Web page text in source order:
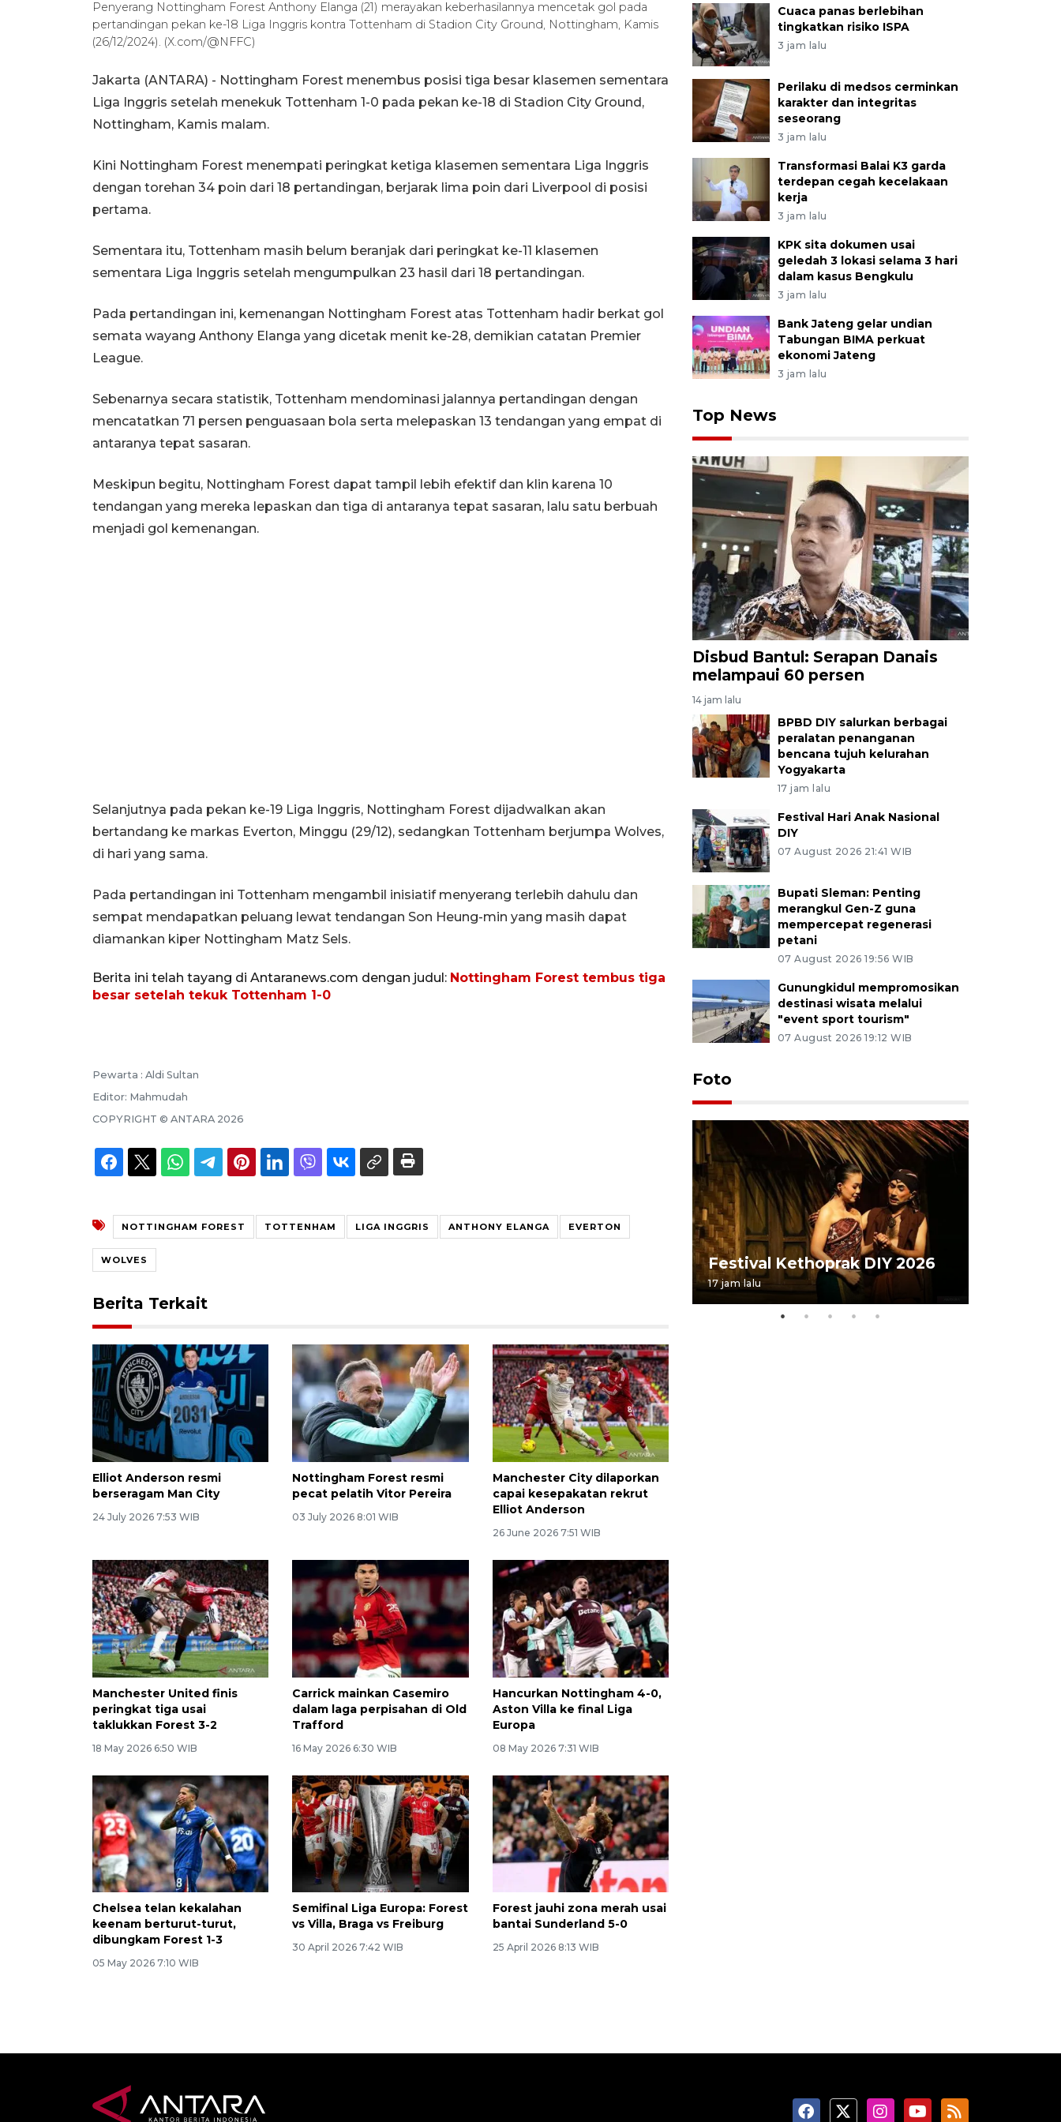
Penyerang Nottingham Forest Anthony Elanga (21) merayakan keberhasilannya mencetak gol pada
pertandingan pekan ke-18 Liga Inggris kontra Tottenham di Stadion City Ground, Nottingham, Kamis
(26/12/2024). (X.com/@NFFC)
Jakarta (ANTARA) - Nottingham Forest menembus posisi tiga besar klasemen sementara
Liga Inggris setelah menekuk Tottenham 1-0 pada pekan ke-18 di Stadion City Ground,
Nottingham, Kamis malam.
Kini Nottingham Forest menempati peringkat ketiga klasemen sementara Liga Inggris
dengan torehan 34 poin dari 18 pertandingan, berjarak lima poin dari Liverpool di posisi
pertama.
Sementara itu, Tottenham masih belum beranjak dari peringkat ke-11 klasemen
sementara Liga Inggris setelah mengumpulkan 23 hasil dari 18 pertandingan.
Pada pertandingan ini, kemenangan Nottingham Forest atas Tottenham hadir berkat gol
semata wayang Anthony Elanga yang dicetak menit ke-28, demikian catatan Premier
League.
Sebenarnya secara statistik, Tottenham mendominasi jalannya pertandingan dengan
mencatatkan 71 persen penguasaan bola serta melepaskan 13 tendangan yang empat di
antaranya tepat sasaran.
Meskipun begitu, Nottingham Forest dapat tampil lebih efektif dan klin karena 10
tendangan yang mereka lepaskan dan tiga di antaranya tepat sasaran, lalu satu berbuah
menjadi gol kemenangan.
Selanjutnya pada pekan ke-19 Liga Inggris, Nottingham Forest dijadwalkan akan
bertandang ke markas Everton, Minggu (29/12), sedangkan Tottenham berjumpa Wolves,
di hari yang sama.
Pada pertandingan ini Tottenham mengambil inisiatif menyerang terlebih dahulu dan
sempat mendapatkan peluang lewat tendangan Son Heung-min yang masih dapat
diamankan kiper Nottingham Matz Sels.
Berita ini telah tayang di Antaranews.com dengan judul: Nottingham Forest tembus tiga
besar setelah tekuk Tottenham 1-0
Pewarta : Aldi Sultan
Editor: Mahmudah
COPYRIGHT © ANTARA 2026
NOTTINGHAM FOREST TOTTENHAM LIGA INGGRIS ANTHONY ELANGA EVERTON
WOLVES
Berita Terkait
Elliot Anderson resmi
berseragam Man City
24 July 2026 7:53 WIB
Nottingham Forest resmi
pecat pelatih Vitor Pereira
03 July 2026 8:01 WIB
Manchester City dilaporkan
capai kesepakatan rekrut
Elliot Anderson
26 June 2026 7:51 WIB
Manchester United finis
peringkat tiga usai
taklukkan Forest 3-2
18 May 2026 6:50 WIB
Carrick mainkan Casemiro
dalam laga perpisahan di Old
Trafford
16 May 2026 6:30 WIB
Hancurkan Nottingham 4-0,
Aston Villa ke final Liga
Europa
08 May 2026 7:31 WIB
Chelsea telan kekalahan
keenam berturut-turut,
dibungkam Forest 1-3
05 May 2026 7:10 WIB
Semifinal Liga Europa: Forest
vs Villa, Braga vs Freiburg
30 April 2026 7:42 WIB
Forest jauhi zona merah usai
bantai Sunderland 5-0
25 April 2026 8:13 WIB
Cuaca panas berlebihan
tingkatkan risiko ISPA
3 jam lalu
Perilaku di medsos cerminkan
karakter dan integritas
seseorang
3 jam lalu
Transformasi Balai K3 garda
terdepan cegah kecelakaan
kerja
3 jam lalu
KPK sita dokumen usai
geledah 3 lokasi selama 3 hari
dalam kasus Bengkulu
3 jam lalu
Bank Jateng gelar undian
Tabungan BIMA perkuat
ekonomi Jateng
3 jam lalu
Top News
Disbud Bantul: Serapan Danais
melampaui 60 persen
14 jam lalu
BPBD DIY salurkan berbagai
peralatan penanganan
bencana tujuh kelurahan
Yogyakarta
17 jam lalu
Festival Hari Anak Nasional
DIY
07 August 2026 21:41 WIB
Bupati Sleman: Penting
merangkul Gen-Z guna
mempercepat regenerasi
petani
07 August 2026 19:56 WIB
Gunungkidul mempromosikan
destinasi wisata melalui
"event sport tourism"
07 August 2026 19:12 WIB
Foto
Pasokan hortikultura
Festival Kethoprak DIY 2026
17 jam lalu